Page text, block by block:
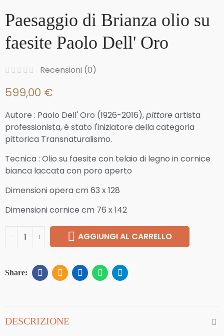
paesaggio di Brianza olio su
faesite Paolo Dell' Oro
Recensioni (0)
599,00 €
Autore : Paolo Dell' Oro (1926-2016),pittoreartista
professionista, é stato l'iniziatore della categoria
pittorica Transnaturalismo.
Tecnica : Olio su faesite con telaio di legno in cornice
bianca laccata con poro aperto
Dimensioni opera cm 63 x 128
Dimensioni cornice cm 76 x 142
AGGIUNGI AL CARRELLO
DESCRIZIONE